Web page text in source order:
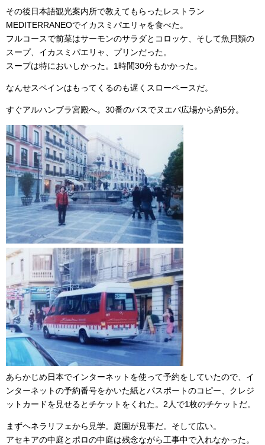
その後日本語観光案内所で教えてもらったレストラン
MEDITERRANEOでイカスミパエリャを食べた。
フルコースで前菜はサーモンのサラダとコロッケ、そして魚貝類の
スープ、イカスミパエリャ、プリンだった。
スープは特においしかった。1時間30分もかかった。
なんせスペインはもってくるのも遅くスローペースだ。
すぐアルハンブラ宮殿へ。30番のバスでヌエバ広場から約5分。
あらかじめ日本でインターネットを使って予約をしていたので、イ
ンターネットの予約番号をかいた紙とパスポートのコピー、クレジ
ットカードを見せるとチケットをくれた。2人で1枚のチケットだ。
まずヘネラリフェから見学。庭園が見事だ。そして広い。
アセキアの中庭とポロの中庭は残念ながら工事中で入れなかった。